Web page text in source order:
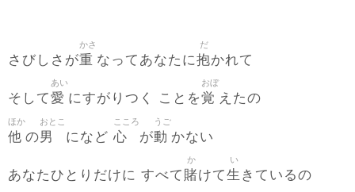
さびしさが重
かさ
なってあなたに抱
だ
かれて
そして愛
あい
にすがりつく ことを覚
おぼ
えたの
他
ほか
の男
おとこ
になど 心
こころ
が動
うご
かない
あなたひとりだけに すべて 賭
か
けて生
い
きているの